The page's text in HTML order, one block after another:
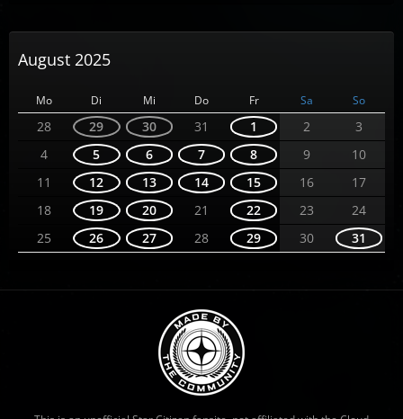
August 2025
Mo Di Mi Do Fr Sa So
28 29 30 31 1 2
3
4
5 6 7 8 9
10
11
12 13 14 15 16
17
18
19 20 21 22 23
24
25
26 27 28 29 30 31